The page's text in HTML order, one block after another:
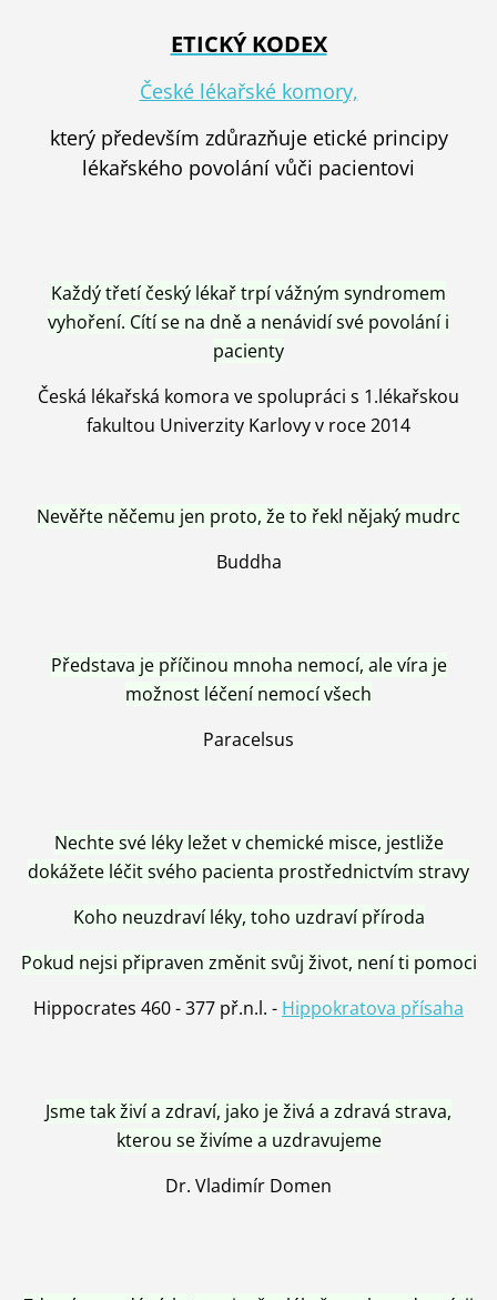
ETICKÝ KODEX
České lékařské komory,
který především zdůrazňuje etické principy
lékařského povolání vůči pacientovi
Každý třetí český lékař trpí vážným syndromem
vyhoření. Cítí se na dně a nenávidí své povolání i
pacienty
Česká lékařská komora ve spolupráci s 1.lékařskou
fakultou Univerzity Karlovy v roce 2014
Nevěřte něčemu jen proto, že to řekl nějaký mudrc
Buddha
Představa je příčinou mnoha nemocí, ale víra je
možnost léčení nemocí všech
Paracelsus
Nechte své léky ležet v chemické misce, jestliže
dokážete léčit svého pacienta prostřednictvím stravy
Koho neuzdraví léky, toho uzdraví příroda
Pokud nejsi připraven změnit svůj život, není ti pomoci
Hippocrates 460 - 377 př.n.l. - Hippokratova přísaha
Jsme tak živí a zdraví, jako je živá a zdravá strava,
kterou se živíme a uzdravujeme
Dr. Vladimír Domen